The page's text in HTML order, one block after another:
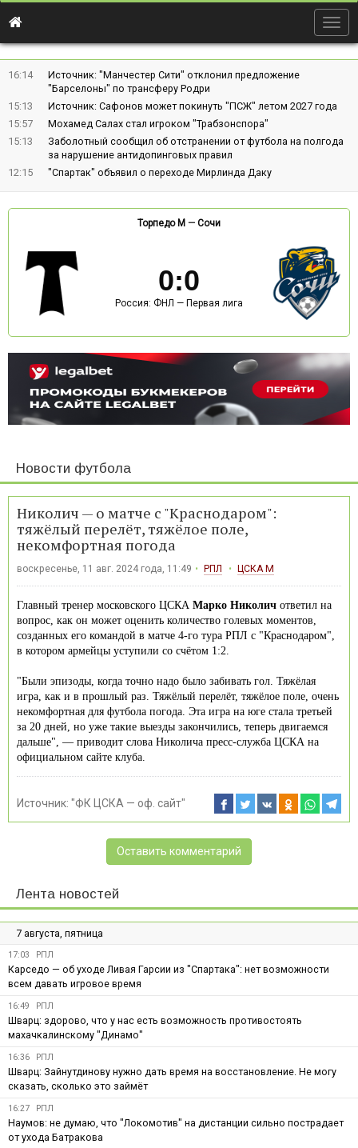
16:14
Источник: "Манчестер Сити" отклонил предложение
"Барселоны" по трансферу Родри
15:13
Источник: Сафонов может покинуть "ПСЖ" летом 2027 года
15:57
Мохамед Салах стал игроком "Трабзонспора"
15:13
Заболотный сообщил об отстранении от футбола на полгода
за нарушение антидопинговых правил
12:15
"Спартак" объявил о переходе Мирлинда Даку
Торпедо М — Сочи
0:0
Россия: ФНЛ — Первая лига
Новости футбола
Николич — о матче с "Краснодаром":
тяжёлый перелёт, тяжёлое поле,
некомфортная погода
воскресенье, 11 авг. 2024 года, 11:49 РПЛ ЦСКА М
Главный тренер московского ЦСКА Марко Николич ответил на
вопрос, как он может оценить количество голевых моментов,
созданных его командой в матче 4-го тура РПЛ с "Краснодаром",
в котором армейцы уступили со счётом 1:2.
"Были эпизоды, когда точно надо было забивать гол. Тяжёлая
игра, как и в прошлый раз. Тяжёлый перелёт, тяжёлое поле, очень
некомфортная для футбола погода. Эта игра на юге стала третьей
за 20 дней, но уже такие выезды закончились, теперь двигаемся
дальше", — приводит слова Николича пресс-служба ЦСКА на
официальном сайте клуба.
Источник: "ФК ЦСКА — оф. сайт"
Оставить комментарий
Лента новостей
7 августа, пятница
17:03 РПЛ
Карседо — об уходе Ливая Гарсии из "Спартака": нет возможности
всем давать игровое время
16:49 РПЛ
Шварц: здорово, что у нас есть возможность противостоять
махачкалинскому "Динамо"
16:36 РПЛ
Шварц: Зайнутдинову нужно дать время на восстановление. Не могу
сказать, сколько это займёт
16:27 РПЛ
Наумов: не думаю, что "Локомотив" на дистанции сильно пострадает
от ухода Батракова